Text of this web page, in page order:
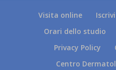
Visita online
Orari dello studio
Privacy Policy
Centro